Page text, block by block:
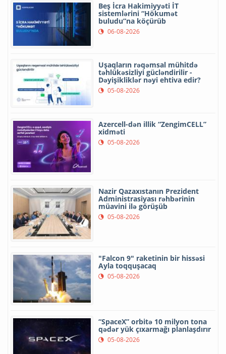
Beş İcra Hakimiyyəti İT
sistemlərini “Hökumət
buludu”na köçürüb
06-08-2026
Uşaqların rəqəmsal mühitdə
təhlükəsizliyi gücləndirilir -
Dəyişikliklər nəyi ehtiva edir?
05-08-2026
Azercell-dən illik “ZengimCELL”
xidməti
05-08-2026
Nazir Qazaxıstanın Prezident
Administrasiyası rəhbərinin
müavini ilə görüşüb
05-08-2026
"Falcon 9" raketinin bir hissəsi
Ayla toqquşacaq
05-08-2026
“SpaceX” orbitə 10 milyon tona
qədər yük çıxarmağı planlaşdırır
05-08-2026